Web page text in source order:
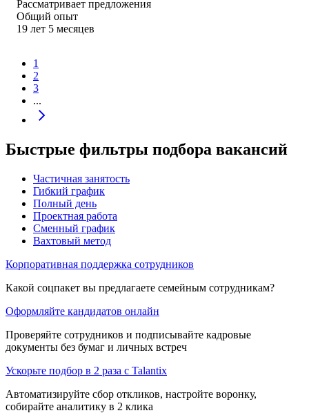
Рассматривает предложения
Общий опыт
19 лет 5 месяцев
1
2
3
...
Быстрые фильтры подбора вакансий
Частичная занятость
Гибкий график
Полный день
Проектная работа
Сменный график
Вахтовый метод
Корпоративная поддержка сотрудников
Какой соцпакет вы предлагаете семейным сотрудникам?
Оформляйте кандидатов онлайн
Проверяйте сотрудников и подписывайте кадровые
документы без бумаг и личных встреч
Ускорьте подбор в 2 раза с Talantix
Автоматизируйте сбор откликов, настройте воронку,
собирайте аналитику в 2 клика